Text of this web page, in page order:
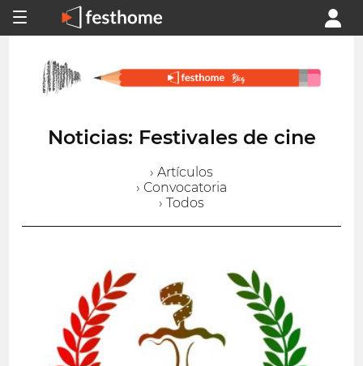
Noticias: Festivales de cine
› Artículos
› Convocatoria
› Todos